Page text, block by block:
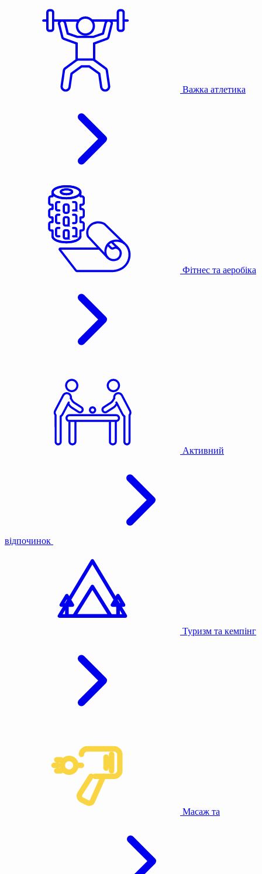
Важка атлетика
Фітнес та аеробіка
Активний
відпочинок
Туризм та кемпінг
Масаж та